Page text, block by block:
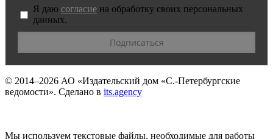
Я даю согласие на обработку своих персональных
данных.
© 2014–2026 АО «Издательский дом «С.-Петербургские
ведомости». Сделано в its.agency
Мы используем текстовые файлы, необходимые для работы